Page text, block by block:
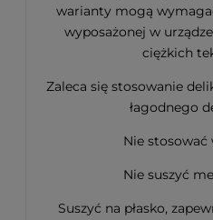
warianty mogą
wyposażonej w
ciężkich
Zaleca się stosowanie
łagodnego
Nie stosować
Nie suszyć
Suszyć na płasko,